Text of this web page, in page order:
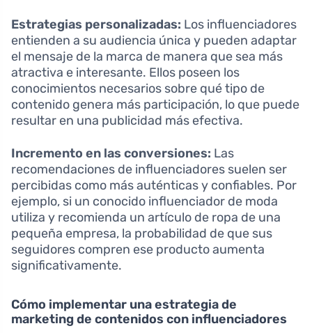
Estrategias personalizadas: Los influenciadores
entienden a su audiencia única y pueden adaptar
el mensaje de la marca de manera que sea más
atractiva e interesante. Ellos poseen los
conocimientos necesarios sobre qué tipo de
contenido genera más participación, lo que puede
resultar en una publicidad más efectiva.
Incremento en las conversiones: Las
recomendaciones de influenciadores suelen ser
percibidas como más auténticas y confiables. Por
ejemplo, si un conocido influenciador de moda
utiliza y recomienda un artículo de ropa de una
pequeña empresa, la probabilidad de que sus
seguidores compren ese producto aumenta
significativamente.
Cómo implementar una estrategia de
marketing de contenidos con influenciadores